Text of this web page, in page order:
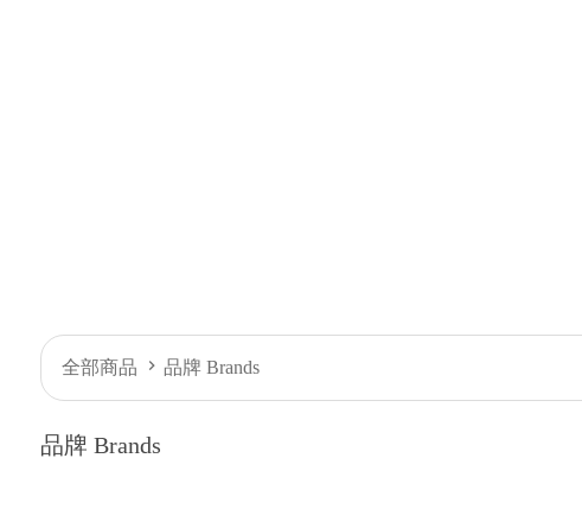
全部商品 品牌 Brands
品牌 Brands